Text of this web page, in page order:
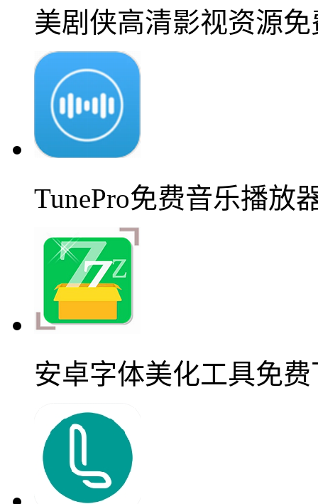
美剧侠高清影视资源
TunePro免费音乐播放
安卓字体美化工具免